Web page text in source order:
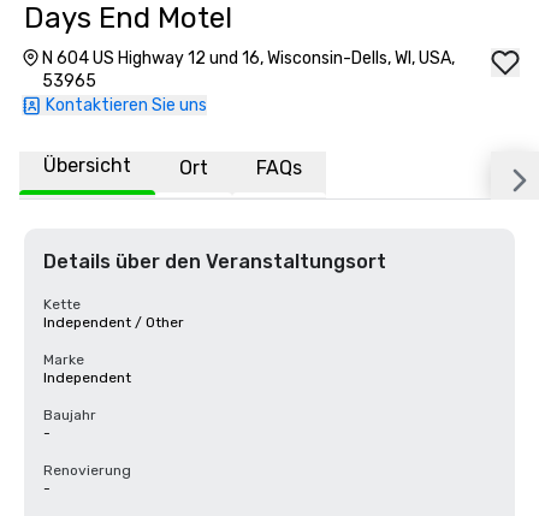
Days End Motel
N 604 US Highway 12 und 16, Wisconsin-Dells, WI, USA,
53965
Kontaktieren Sie uns
Übersicht Ort FAQs
Details über den Veranstaltungsort
Kette
Independent / Other
Marke
Independent
Baujahr
-
Renovierung
-